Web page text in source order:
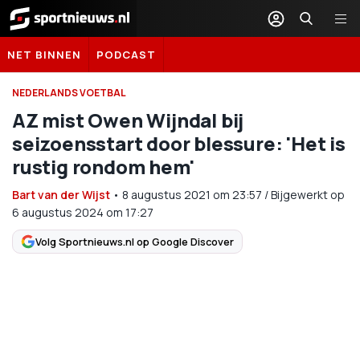
Sportnieuws.nl
NET BINNEN PODCAST
NEDERLANDS VOETBAL
AZ mist Owen Wijndal bij
seizoensstart door blessure: 'Het is
rustig rondom hem'
Bart van der Wijst • 8 augustus 2021 om 23:57 /Bijgewerkt op
6 augustus 2024 om 17:27
Volg Sportnieuws.nl op Google Discover